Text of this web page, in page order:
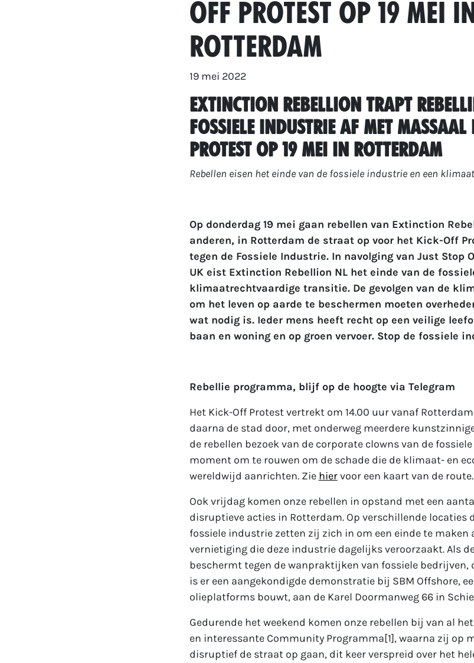
Off Protest op 19 mei
Rotterdam
19 mei 2022
Extinction Rebellion trapt
Fossiele Industrie af met massaal
Protest op 19 mei in Rotterdam
Rebellen eisen het einde van de fossiele industrie en een
Op donderdag 19 mei gaan rebellen van Extinction
anderen, in Rotterdam de straat op voor het Kick-Off
tegen de Fossiele Industrie. In navolging van Just Stop
UK eist Extinction Rebellion NL het einde van de
klimaatrechtvaardige transitie. De gevolgen van de
om het leven op aarde te beschermen moeten
wat nodig is. Ieder mens heeft recht op een veilige
baan en woning en op groen vervoer. Stop de fossiele
Rebellie programma, blijf op de hoogte via Telegram
Het Kick-Off Protest vertrekt om 14.00 uur vanaf
daarna de stad door, met onderweg meerdere
de rebellen bezoek van de corporate clowns van de
moment om te rouwen om de schade die de klimaat- en
wereldwijd aanrichten. Zie hiervoor een kaart van de route.
Ook vrijdag komen onze rebellen in opstand met een
disruptieve acties in Rotterdam. Op verschillende locaties
fossiele industrie zetten zij zich in om een einde te maken
vernietiging die deze industrie dagelijks veroorzaakt. Als
beschermt tegen de wanpraktijken van fossiele bedrijven,
is er een aangekondigde demonstratie bij SBM Offshore,
olieplatforms bouwt, aan de Karel Doormanweg 66 in
Gedurende het weekend komen onze rebellen bij van al
en interessante Community Programma[1], waarna zij op
disruptief de straat op gaan, dit keer verspreid over het